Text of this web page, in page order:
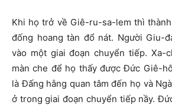
Khi họ trở về Giê-ru-sa-lem thì
đống hoang tàn đổ nát. Người Giu-
vào một giai đoạn chuyển tiếp. Xa-
màn che để họ thấy được Đức Giê-
là Đấng hằng quan tâm đến họ và
ở trong giai đoạn chuyển tiếp nầy.